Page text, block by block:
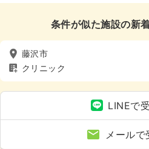
条件が似た施設の新
藤沢市
クリニック
LINEで
メールで